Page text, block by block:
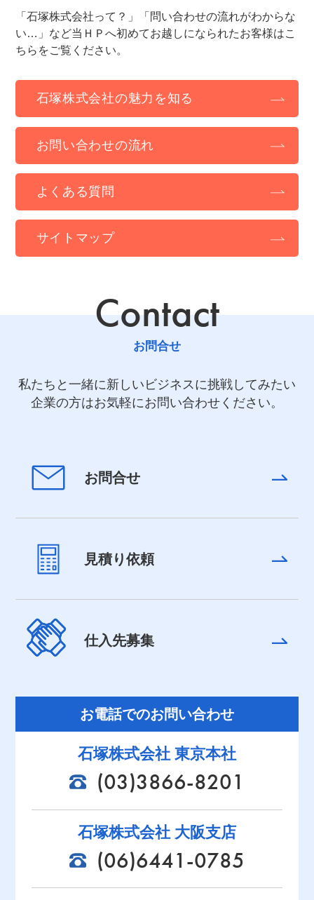
「石塚株式会社って？」「問い合わせの流れがわからな
い…」など当ＨＰへ初めてお越しになられたお客様はこ
ちらをご覧ください。
石塚株式会社の魅力を知る
お問い合わせの流れ
よくある質問
サイトマップ
Contact
お問合せ
私たちと一緒に新しいビジネスに挑戦してみたい
企業の方はお気軽にお問い合わせください。
お問合せ
見積り依頼
仕入先募集
お電話でのお問い合わせ
石塚株式会社 東京本社
(03)3866-8201
石塚株式会社 大阪支店
(06)6441-0785